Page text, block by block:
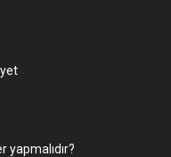
yapmalıdır?